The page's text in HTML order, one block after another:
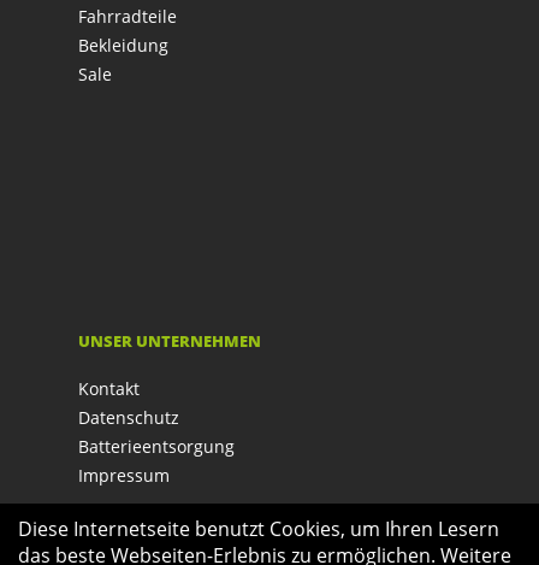
Fahrradteile
Bekleidung
Sale
UNSER UNTERNEHMEN
Kontakt
Datenschutz
Batterieentsorgung
Impressum
Diese Internetseite benutzt Cookies, um Ihren Lesern
das beste Webseiten-Erlebnis zu ermöglichen. Weitere